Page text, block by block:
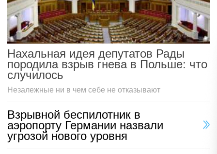
Нахальная идея депутатов Рады
породила взрыв гнева в Польше: что
случилось
Незалежные ни в чем себе не отказывают
Взрывной беспилотник в
аэропорту Германии назвали
угрозой нового уровня